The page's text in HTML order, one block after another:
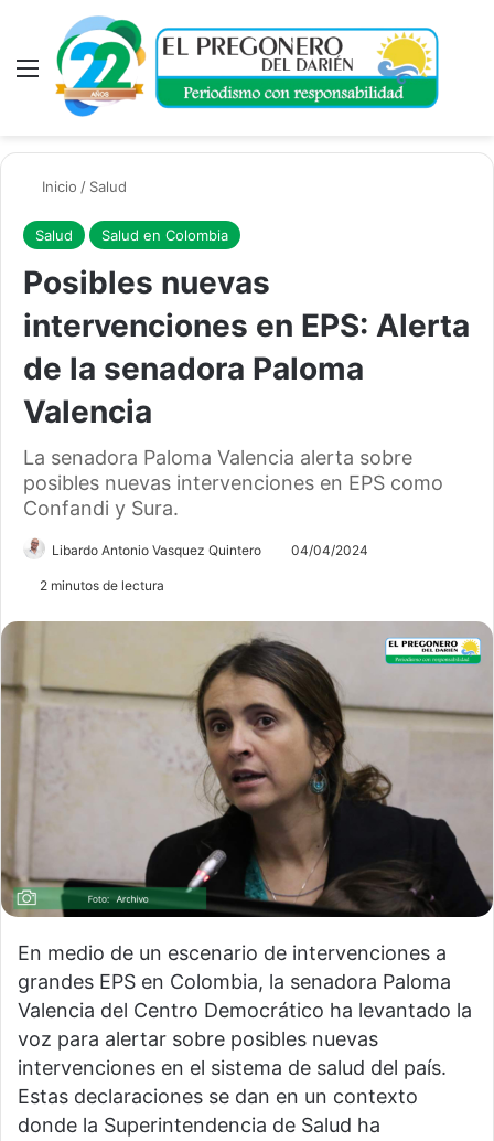
Menú
Inicio / Salud
Salud Salud en Colombia
Posibles nuevas
intervenciones en EPS: Alerta
de la senadora Paloma
Valencia
La senadora Paloma Valencia alerta sobre
posibles nuevas intervenciones en EPS como
Confandi y Sura.
Libardo Antonio Vasquez Quintero 04/04/2024
2 minutos de lectura
En medio de un escenario de intervenciones a
grandes EPS en Colombia, la senadora Paloma
Valencia del Centro Democrático ha levantado la
voz para alertar sobre posibles nuevas
intervenciones en el sistema de salud del país.
Estas declaraciones se dan en un contexto
donde la Superintendencia de Salud ha